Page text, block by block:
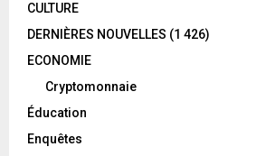
CULTURE
DERNIÈRES NOUVELLES (1 426)
ECONOMIE
Cryptomonnaie
Éducation
Enquêtes